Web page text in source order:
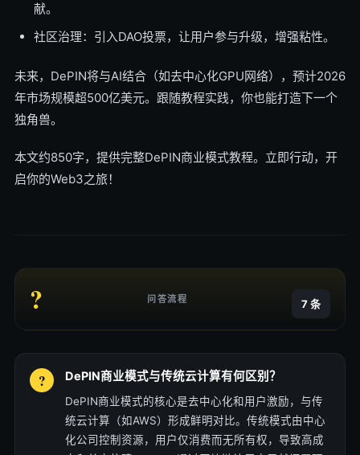
献。
社区治理：引入DAO投票，让用户参与升级，增强粘性。
未来，DePIN将与AI结合（如去中心化GPU网络），预计2026
年市场规模超500亿美元。跟随教程实践，你也能打造下一个
独角兽。
本文约850字，提供完整DePIN商业模式教程。立即行动，开
启你的Web3之旅！
? 问答流程 7 条
DePIN商业模式与传统云计算有何区别？
DePIN商业模式的核心是去中心化和用户激励，与传
统云计算（如AWS）形成鲜明对比。传统模式由中心
化公司控制资源，用户仅消费而无所有权，导致高成